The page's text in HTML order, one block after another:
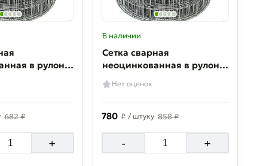
в рулоне
0.2х48 м
682 ₽
+
В наличии
Сетка сварная
неоцинкованная в рулоне
50х60х1.3 0.25х48 м
Нет оценок
780 ₽ / штуку 858 ₽
- +